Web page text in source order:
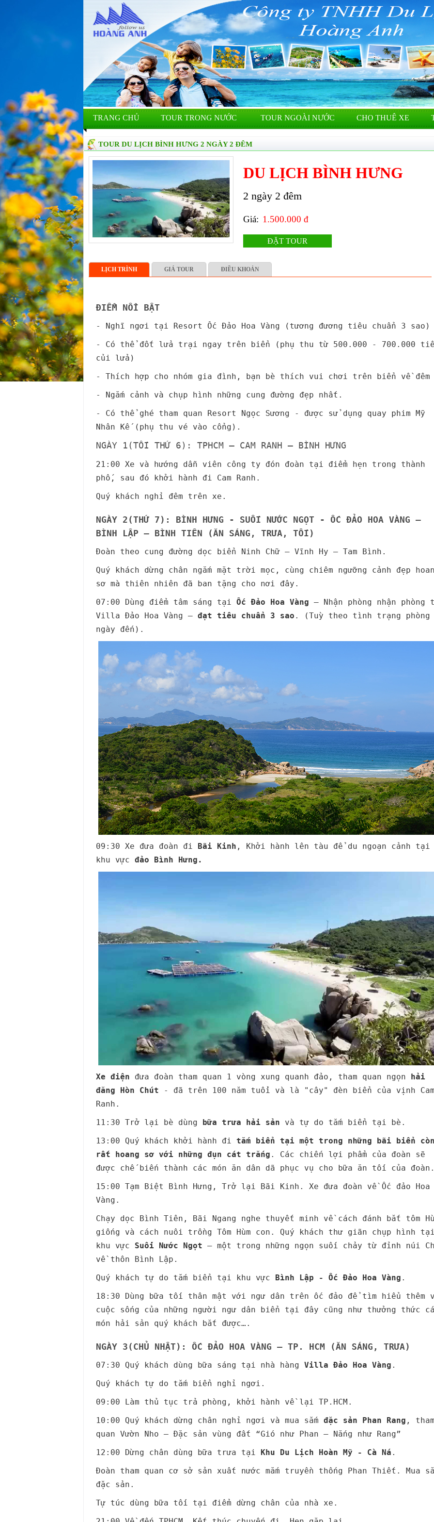
TRANG CHỦ TOUR TRONG NƯỚC TOUR NGOÀI NƯỚC CHO THUÊ XE
TOUR DU LỊCH BÌNH HƯNG 2 NGÀY 2 ĐÊM
DU LỊCH BÌNH HƯNG
2 ngày 2 đêm
Giá: 1.500.000 đ
ĐẶT TOUR
LỊCH TRÌNH GIÁ TOUR ĐIỀU KHOẢN
ĐIỂM NỔI BẬT
- Nghĩ ngơi tại Resort Ốc Đảo Hoa Vàng (tương đương tiêu chuẩn 3 sao)
- Có thể đốt lửa trại ngay trên biển (phụ thu từ 500.000 - 700.000
củi lửa)
- Thích hợp cho nhóm gia đình, bạn bè thích vui chơi trên biển về đêm
- Ngắm cảnh và chụp hình những cung đường đẹp nhất.
- Có thể ghé tham quan Resort Ngọc Sương - được sử dụng quay phim Mỹ
Nhân Kế (phụ thu vé vào cổng).
NGÀY 1(TỐI THỨ 6): TPHCM – CAM RANH – BÌNH HƯNG
21:00 Xe và hướng dẫn viên công ty đón đoàn tại điểm hẹn trong thành
phố, sau đó khởi hành đi Cam Ranh.
Quý khách nghỉ đêm trên xe.
NGÀY 2(THỨ 7): BÌNH HƯNG - SUỐI NƯỚC NGỌT - ỐC ĐẢO HOA VÀNG –
BÌNH LẬP – BÌNH TIÊN (ĂN SÁNG, TRƯA, TỐI)
Đoàn theo cung đường dọc biển Ninh Chữ – Vĩnh Hy – Tam Bình.
Quý khách dừng chân ngắm mặt trời mọc, cùng chiêm ngưỡng cảnh đẹp
sơ mà thiên nhiên đã ban tặng cho nơi đây.
07:00 Dùng điểm tâm sáng tại Ốc Đảo Hoa Vàng – Nhận phòng nhận phòng
Villa Đảo Hoa Vàng – đạt tiêu chuẩn 3 sao . (Tuỳ theo tình trạng phòng
ngày đến).
09:30 Xe đưa đoàn đi Bãi Kinh , Khởi hành lên tàu để du ngoạn cảnh tại
khu vực đảo Bình Hưng.
Xe điện đưa đoàn tham quan 1 vòng xung quanh đảo, tham quan ngọn hải
đăng Hòn Chút - đã trên 100 năm tuổi và là "cây" đèn biển của vịnh Cam
Ranh.
11:30 Trở lại bè dùng bữa trưa hải sản và tự do tắm biển tại bè.
13:00 Quý khách khởi hành đi tắm biển tại một trong những bãi biển còn
rất hoang sơ với những đụn cát trắng . Các chiến lợi phẩm của đoàn sẽ
được chế biến thành các món ăn dân dã phục vụ cho bữa ăn tối của đoàn.
15:00 Tạm Biệt Bình Hưng, Trở lại Bãi Kinh. Xe đưa đoàn về Ốc đảo Hoa
Vàng.
Chạy dọc Bình Tiên, Bãi Ngang nghe thuyết minh về cách đánh bắt tôm
giống và cách nuôi trồng Tôm Hùm con. Quý khách thư giãn chụp hình tại
khu vực Suối Nước Ngọt – một trong những ngọn suối chảy từ đỉnh núi
về thôn Bình Lập.
Quý khách tự do tắm biển tại khu vực Bình Lập - Ốc Đảo Hoa Vàng .
18:30 Dùng bữa tối thân mật với ngư dân trên ốc đảo để tìm hiểu thêm
cuộc sống của những người ngư dân biển tại đây cũng như thưởng thức
món hải sản quý khách bắt được….
NGÀY 3(CHỦ NHẬT): ỐC ĐẢO HOA VÀNG – TP. HCM (ĂN SÁNG, TRƯA)
07:30 Quý khách dùng bữa sáng tại nhà hàng Villa Đảo Hoa Vàng .
Quý khách tự do tắm biển nghỉ ngơi.
09:00 Làm thủ tục trả phòng, khởi hành về lại TP.HCM.
10:00 Quý khách dừng chân nghỉ ngơi và mua sắm đặc sản Phan Rang , tham
quan Vườn Nho – Đặc sản vùng đất “Gió như Phan – Nắng như Rang”
12:00 Dừng chân dùng bữa trưa tại Khu Du Lịch Hoàn Mỹ - Cà Ná .
Đoàn tham quan cơ sở sản xuất nước mắm truyền thống Phan Thiết. Mua
đặc sản.
Tự túc dùng bữa tối tại điểm dừng chân của nhà xe.